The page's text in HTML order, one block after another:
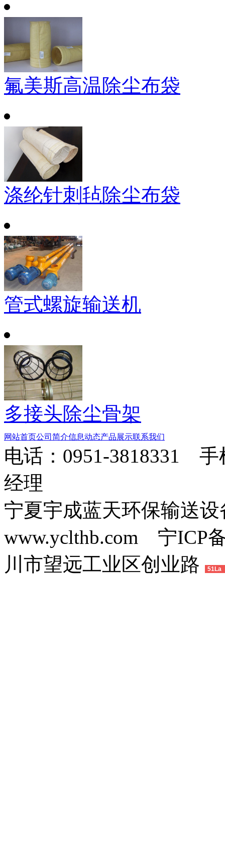
氟美斯高温除尘布袋
涤纶针刺毡除尘布袋
管式螺旋输送机
多接头除尘骨架
网站首页公司简介信息动态产品展示联系我们
电话：0951-3818331 手
经理
宁夏宇成蓝天环保输送
www.yclthb.com 宁ICP
川市望远工业区创业路
51La